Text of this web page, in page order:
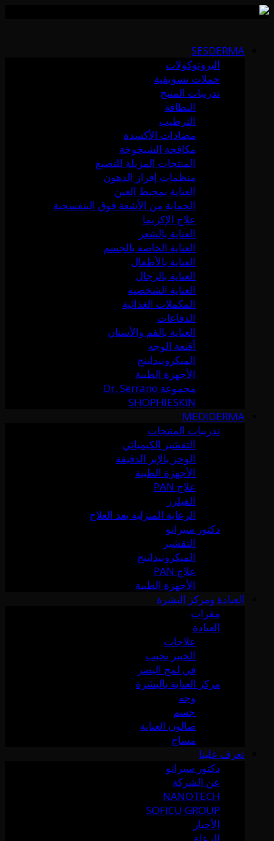
content
SESDERMA
البروتوكولات
حملات تسويقية
تدريبات المنتج
النظافة
الترطيب
مضادات الأكسدة
مكافحة الشيخوخة
المنتجات المزيلة للتصبغ
منظمات إفراز الدهون
العناية بمحيط العين
الحماية من الأشعة فوق البنفسجية
علاج الإكزيما
العناية بالشعر
العناية الخاصة بالجسم
العناية بالأطفال
العناية بالرجال
العناية الشخصية
المكملات الغذائية
الدفاعات
العناية بالفم والأسنان
أقنعة الوجه
الميكرونيدلينج
الأجهزة الطبية
مجموعة Dr. Serrano
SHOPHIESKIN
MEDIDERMA
تدريبات المنتجات
التقشير الكيميائي
الوخز بالإبر الدقيقة
الأجهزة الطبية
علاج PAN
الفيلرز
الرعاية المنزلية بعد العلاج
دكتور سيرانو
التقشير
الميكرونيدلينج
علاج PAN
الأجهزة الطبية
العيادة ومركز البشرة
مقرات
العيادة
علاجات
الخبير يجيب
في لمح البصر
مركز العناية بالبشرة
وجه
جسم
صالون العناية
مساج
تعرف علينا
دكتور سيرانو
عن الشركة
NANOTECH
SOFICU GROUP
الأخبار